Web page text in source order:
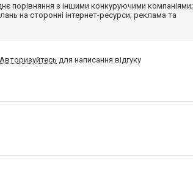
порівняння з іншими конкуруючими компаніями;
на сторонні інтернет-ресурси; реклама та
Авторизуйтесь для написання відгуку